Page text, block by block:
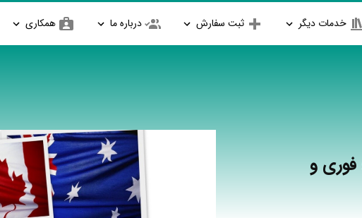
خدمات دیگر ثبت سفارش درباره ما همکاری
فوری و